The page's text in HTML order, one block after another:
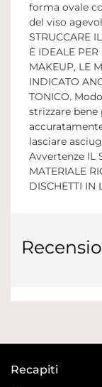
forma ovale
del viso
STRUCCARE
È IDEALE
MAKEUP, LE
INDICATO
TONICO.
strizzare bene
lasciare
Avvertenze IL
MATERIALE
DISCHETTI IN
Recapiti